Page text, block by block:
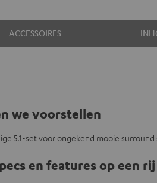
ACCESSOIRES
we voorstellen
5.1-set voor ongekend mooie
en features op een rij